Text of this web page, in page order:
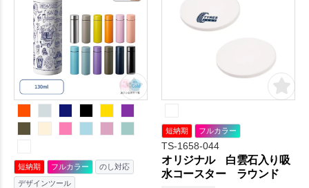
短納期 フルカラー
のし対応
デザインツール
短納期 フルカラー
TS-1658-044
オリジナル 白雲石入り吸
水コースター ラウンド